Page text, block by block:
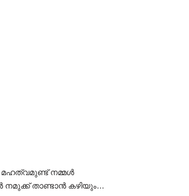
മഹത്വമുണ്ട് നമ്മൾ
നമുക്ക് താണ്ടാൻ കഴിയും…